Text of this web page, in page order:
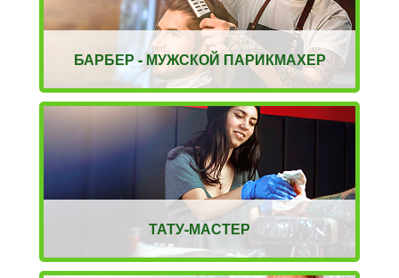
БАРБЕР - МУЖСКОЙ ПАРИКМАХЕР
ТАТУ-МАСТЕР